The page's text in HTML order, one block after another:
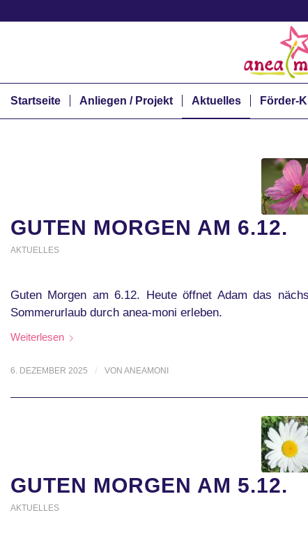
Startseite Anliegen / Projekt Aktuelles Förder-
GUTEN MORGEN AM 6.12.
AKTUELLES
Guten Morgen am 6.12. Heute öffnet Adam das
Sommerurlaub durch anea-moni erleben.
Weiterlesen
6. DEZEMBER 2025 / VON ANEAMONI
GUTEN MORGEN AM 5.12.
AKTUELLES